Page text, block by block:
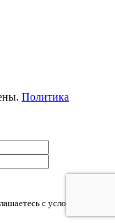
Политика
с условиями